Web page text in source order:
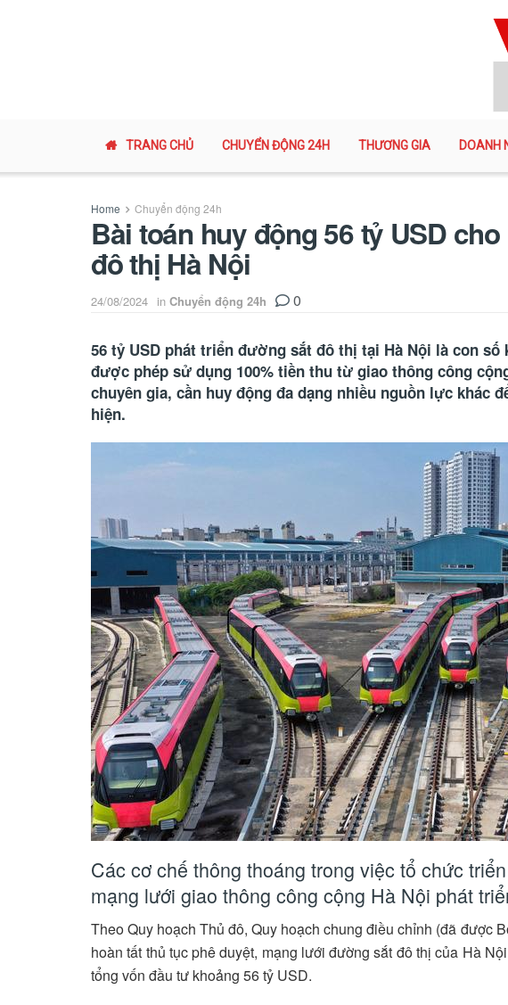
TRANG CHỦ CHUYỂN ĐỘNG 24H THƯƠNG GIA DOANH
Home Chuyển động 24h
Bài toán huy động 56 tỷ USD
đô thị Hà Nội
24/08/2024 in Chuyển động 24h 0
56 tỷ USD phát triển đường sắt đô thị tại Hà Nội là con
được phép sử dụng 100% tiền thu từ giao thông công
chuyên gia, cần huy động đa dạng nhiều nguồn lực khác
hiện.
Các cơ chế thông thoáng trong việc tổ chức
mạng lưới giao thông công cộng Hà Nội phát
Theo Quy hoạch Thủ đô, Quy hoạch chung điều chỉnh (đã được
hoàn tất thủ tục phê duyệt, mạng lưới đường sắt đô thị của Hà
tổng vốn đầu tư khoảng 56 tỷ USD.